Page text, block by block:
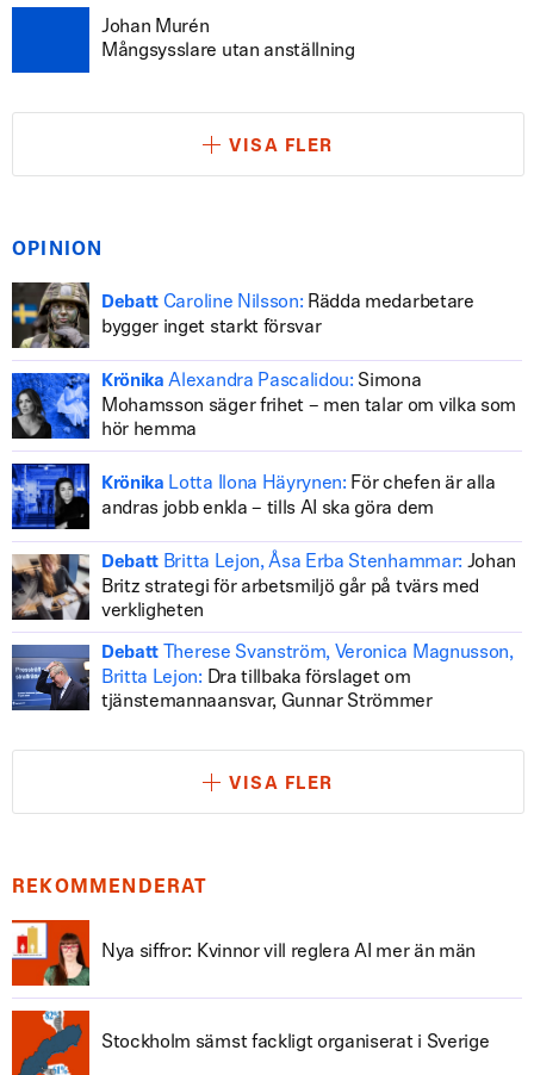
Johan Murén
Mångsysslare utan anställning
VISA FLER
OPINION
Debatt Caroline Nilsson: Rädda medarbetare
bygger inget starkt försvar
Krönika Alexandra Pascalidou: Simona
Mohamsson säger frihet – men talar om vilka som
hör hemma
Krönika Lotta Ilona Häyrynen: För chefen är alla
andras jobb enkla – tills AI ska göra dem
Debatt Britta Lejon, Åsa Erba Stenhammar: Johan
Britz strategi för arbetsmiljö går på tvärs med
verkligheten
Debatt
Therese Svanström, Veronica Magnusson,
Britta Lejon: Dra tillbaka förslaget om
tjänstemannaansvar, Gunnar Strömmer
VISA FLER
REKOMMENDERAT
Nya siffror: Kvinnor vill reglera AI mer än män
Stockholm sämst fackligt organiserat i Sverige